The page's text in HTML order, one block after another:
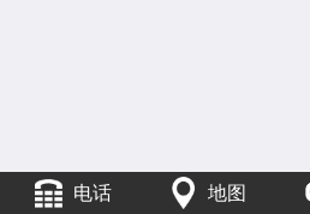
电话 地图